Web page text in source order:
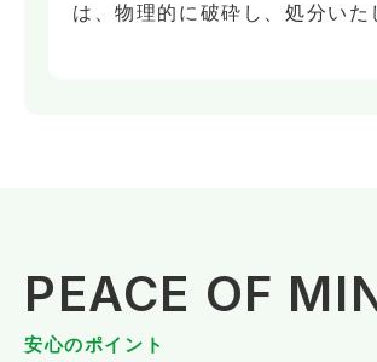
は、物理的に破砕し、処分いた
PEACE OF
安心のポイント